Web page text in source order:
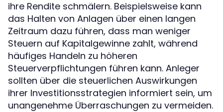
ihre Rendite schmälern. Beispielsweise kann
das Halten von Anlagen über einen langen
Zeitraum dazu führen, dass man weniger
Steuern auf Kapitalgewinne zahlt, während
häufiges Handeln zu höheren
Steuerverpflichtungen führen kann. Anleger
sollten über die steuerlichen Auswirkungen
ihrer Investitionsstrategien informiert sein, um
unangenehme Überraschungen zu vermeiden.